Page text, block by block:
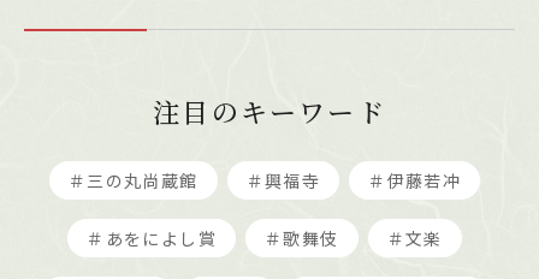
注目のキーワード
＃三の丸尚蔵館 ＃興福寺 ＃伊藤若冲
＃あをによし賞 ＃歌舞伎 ＃文楽